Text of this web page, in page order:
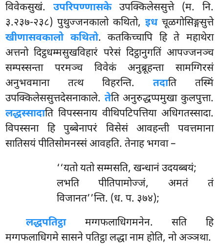
विवेकसुखं.उपरिपण्णासकेउपक्किलेससुत्ते (म. नि.
३.२३७-२३८) पुथुज्जनकालो कथितो, इधचूळगोसिङ्गसुत्ते
खीणासवकालो कथितो. कतकिच्चापि हि ते महाथेरा
अत्तनो दिट्ठधम्मसुखविहारं परेसं दिट्ठानुगतिं आपज्जनञ्च
सम्पस्सन्ता परमञ्च विवेकं अनुब्रूहन्ता सामग्गिरसं
अनुभवमाना तत्थ विहरन्ति. तदाति तस्मिं
उपक्किलेससुत्तदेसनाकाले. तेति अनुरुद्धप्पमुखा कुलपुत्ता.
लद्धस्सादाति विपस्सनाय वीथिपटिपत्तिया अधिगतस्सादा.
विपस्सना हि पुब्बेनापरं विसेसं आवहन्ती पवत्तमाना
सातिसयं पीतिसोमनस्सं आवहति. तेनाह भगवा –
‘‘यतो यतो सम्मसति, खन्धानं उदयब्बयं;
लभति पीतिपामोज्जं, अमतं तं
विजानत’’न्ति. (ध. प. ३७४);
लद्धपतिट्ठामग्गफलाधिगमनेन. सति हि
मग्गफलाधिगमे सासने पतिट्ठा लद्धा नाम होति, नो अञ्ञथा.